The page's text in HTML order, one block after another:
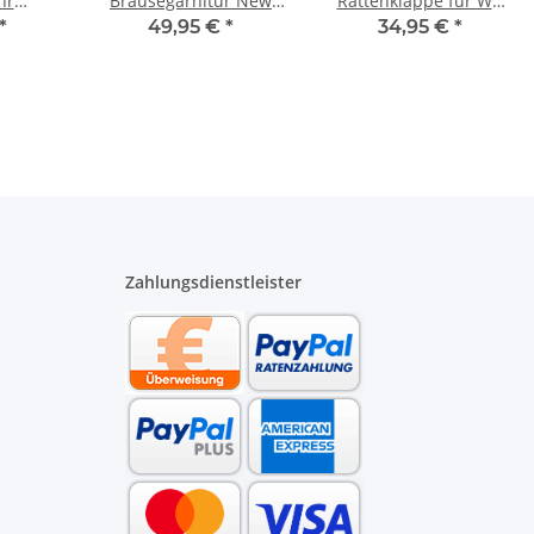
bis
Cento verchromt mit
49,95 € *
Anschlussgarnitur DN
34,95 € *
Zahlungsdienstleister